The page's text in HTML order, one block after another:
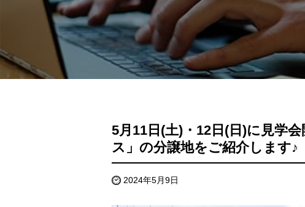
5月11日(土)・12日(日)に見学
ス」の分譲地をご紹介します♪
2024年5月9日